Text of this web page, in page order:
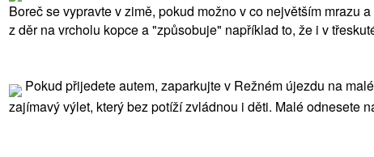
Boreč se vypravte v zimě, pokud možno v co největším mrazu
z děr na vrcholu kopce a "způsobuje" například to, že i v
Pokud přijedete autem, zaparkujte v Režném újezdu na
zajímavý výlet, který bez potíží zvládnou i děti. Malé odnesete